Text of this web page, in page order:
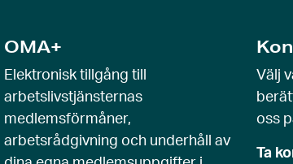
OMA+
Elektronisk tillgång till
arbetslivstjänsternas
medlemsförmåner,
arbetsrådgivning och underhåll av
Välj
oss
Ta